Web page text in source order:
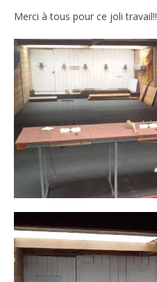
Merci à tous pour ce joli travail!!